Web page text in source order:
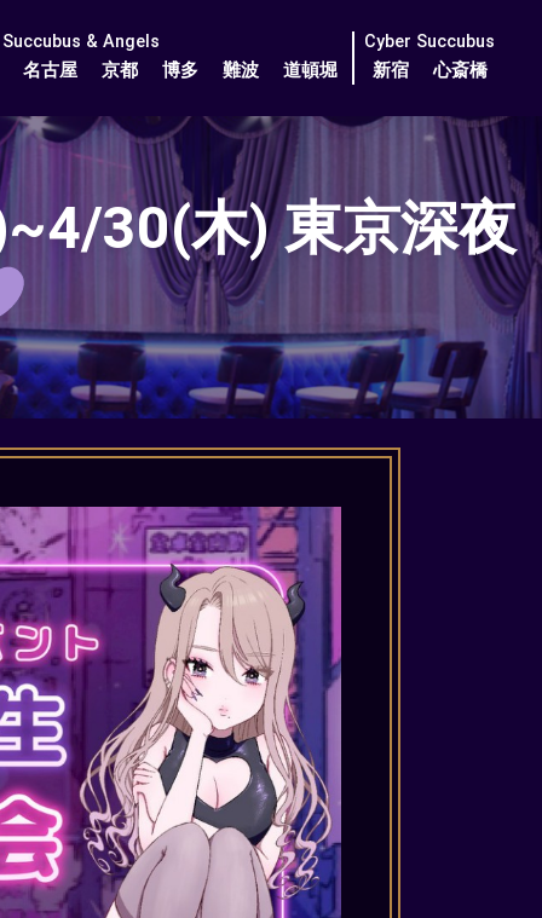
Succubus & Angels
名古屋 京都 博多 難波 道頓堀
Cyber Succubus
新宿 心斎橋
30(木) 東京深夜